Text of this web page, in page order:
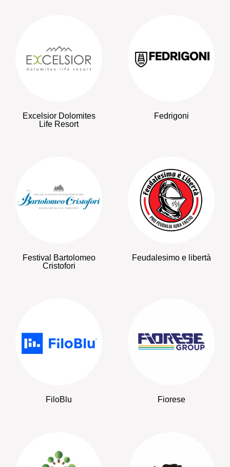
Excelsior Dolomites
Life Resort
Fedrigoni
Festival Bartolomeo
Cristofori
Feudalesimo e libertà
FiloBlu Fiorese